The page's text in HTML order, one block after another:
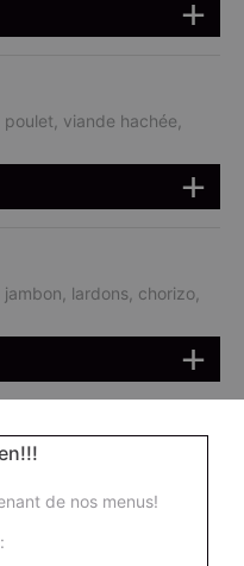
viande hachée,
lardons, chorizo,
hachée, oeuf
de nos menus!